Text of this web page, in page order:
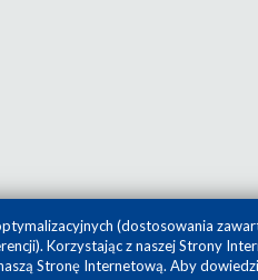
Projekt i
(dostosowania
Korzystając z naszej Strony
Stronę Internetową. Aby